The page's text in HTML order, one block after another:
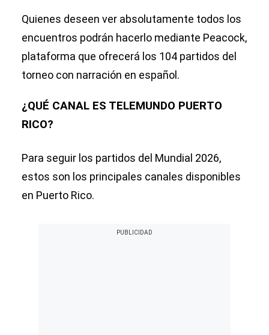
Quienes deseen ver absolutamente todos los
encuentros podrán hacerlo mediante Peacock,
plataforma que ofrecerá los 104 partidos del
torneo con narración en español.
¿QUÉ CANAL ES TELEMUNDO PUERTO
RICO?
Para seguir los partidos del Mundial 2026,
estos son los principales canales disponibles
en Puerto Rico.